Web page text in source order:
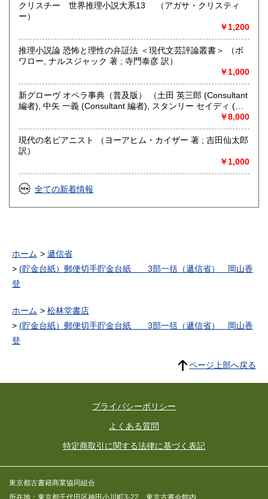
クリスチー 世界推理小説大系13 （アガサ・クリスティ
ー）
￥1,200
推理小説論 恐怖と理性の弁証法 ＜現代文芸評論叢書＞ （ボ
ワロー, ナルスジャック 著 ; 寺門泰彦 訳）
￥1,000
新グローヴ オペラ事典（普及版） （土田 英三郎 (Consultant
編者), 中矢 一義 (Consultant 編者), スタンリー セイディ (編
￥8,000
現代の名ピアニスト （ヨーアヒム・カイザー 著 ; 吉田仙太郎
訳）
￥1,000
全ての新着情報
ホーム
遞信省
(貯金台紙）郵便切手貯金台紙 3部一括（遞信省） 岡山香
登
ホーム
松林堂書店
(貯金台紙）郵便切手貯金台紙 3部一括（遞信省） 岡山香
登
ページ上部へ戻る
プライバシーポリシー
よくある質問
特定商取引に関する法律に基づく表記
東京都古書籍商業協同組合